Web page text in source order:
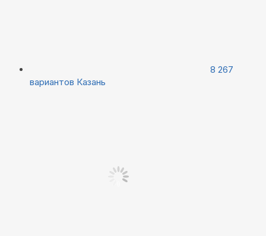
8 267
вариантов Казань